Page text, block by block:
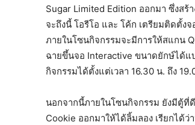
Sugar Limited Edition ออกมา ซึ่งสร้
จะถึงนี้ โอรีโอ และ โค้ก เตรียมติดตั้
ภายในโซนกิจกรรมจะมีการให้สแกน
ฉายขึ้นจอ Interactive ขนาดยักษ์ได้แ
กิจกรรมได้ตั้งแต่เวลา 16.30 น. ถึง
นอกจากนี้ภายในโซนกิจกรรม ยังมีตู้
Cookie ออกมาให้ได้ลิ้มลอง เรียกได้